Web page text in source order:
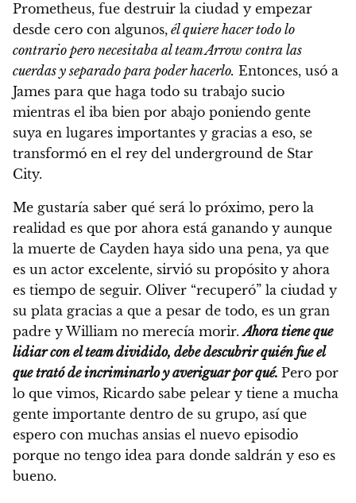
Prometheus, fue destruir la ciudad y empezar
desde cero con algunos, él quiere hacer todo lo
contrario pero necesitaba al team Arrow contra las
cuerdas y separado para poder hacerlo. Entonces, usó a
James para que haga todo su trabajo sucio
mientras el iba bien por abajo poniendo gente
suya en lugares importantes y gracias a eso, se
transformó en el rey del underground de Star
City.
Me gustaría saber qué será lo próximo, pero la
realidad es que por ahora está ganando y aunque
la muerte de Cayden haya sido una pena, ya que
es un actor excelente, sirvió su propósito y ahora
es tiempo de seguir. Oliver “recuperó” la ciudad y
su plata gracias a que a pesar de todo, es un gran
padre y William no merecía morir.Ahora tiene que
lidiar con el team dividido, debe descubrir quién fue el
que trató de incriminarlo y averiguar por qué. Pero por
lo que vimos, Ricardo sabe pelear y tiene a mucha
gente importante dentro de su grupo, así que
espero con muchas ansias el nuevo episodio
porque no tengo idea para donde saldrán y eso es
bueno.